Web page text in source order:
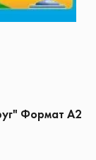
Формат А2